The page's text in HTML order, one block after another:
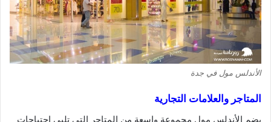
الأندلس مول في جدة
المتاجر والعلامات التجارية
يضم الأندلس مول مجموعة واسعة من المتاجر التي تلبي احتياجات